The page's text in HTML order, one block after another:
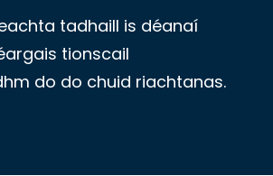
tadhaill is déanaí
tionscail
do do chuid riachtanas.